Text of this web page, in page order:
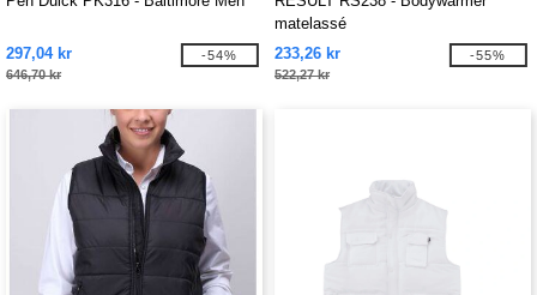
297,04 kr
646,70 kr
-54%
matelassé
233,26 kr
522,27 kr
-55%